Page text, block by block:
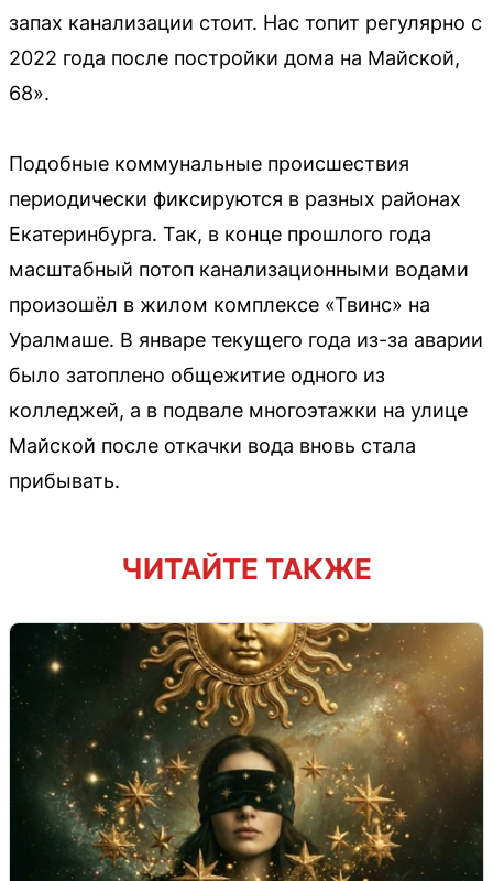
запах канализации стоит. Нас топит регулярно с
2022 года после постройки дома на Майской,
68».
Подобные коммунальные происшествия
периодически фиксируются в разных районах
Екатеринбурга. Так, в конце прошлого года
масштабный потоп канализационными водами
произошёл в жилом комплексе «Твинс» на
Уралмаше. В январе текущего года из-за аварии
было затоплено общежитие одного из
колледжей, а в подвале многоэтажки на улице
Майской после откачки вода вновь стала
прибывать.
ЧИТАЙТЕ ТАКЖЕ